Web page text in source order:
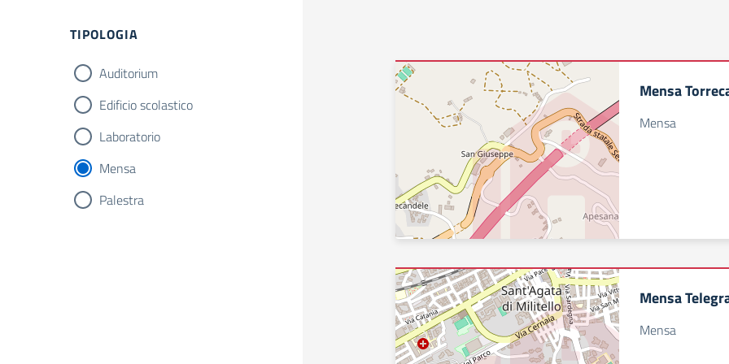
Filtri
TIPOLOGIA
Auditorium
Edificio scolastico
Laboratorio
Mensa
Palestra
Mensa
Mensa
Mensa
Mensa